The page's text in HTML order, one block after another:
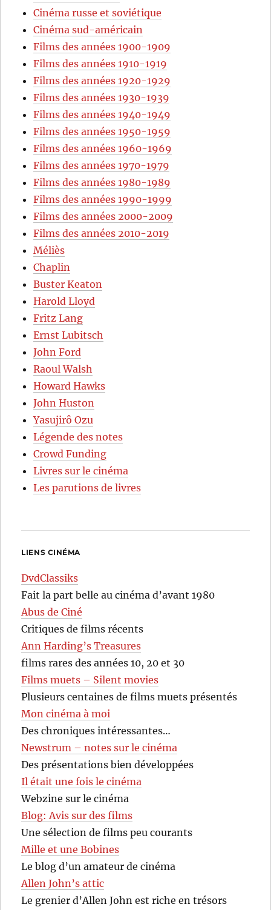
Cinéma russe et soviétique
Cinéma sud-américain
Films des années 1900-1909
Films des années 1910-1919
Films des années 1920-1929
Films des années 1930-1939
Films des années 1940-1949
Films des années 1950-1959
Films des années 1960-1969
Films des années 1970-1979
Films des années 1980-1989
Films des années 1990-1999
Films des années 2000-2009
Films des années 2010-2019
Méliès
Chaplin
Buster Keaton
Harold Lloyd
Fritz Lang
Ernst Lubitsch
John Ford
Raoul Walsh
Howard Hawks
John Huston
Yasujirô Ozu
Légende des notes
Crowd Funding
Livres sur le cinéma
Les parutions de livres
LIENS CINÉMA
DvdClassiks
Fait la part belle au cinéma d’avant 1980
Abus de Ciné
Critiques de films récents
Ann Harding’s Treasures
films rares des années 10, 20 et 30
Films muets – Silent movies
Plusieurs centaines de films muets présentés
Mon cinéma à moi
Des chroniques intéressantes…
Newstrum – notes sur le cinéma
Des présentations bien développées
Il était une fois le cinéma
Webzine sur le cinéma
Blog: Avis sur des films
Une sélection de films peu courants
Mille et une Bobines
Le blog d’un amateur de cinéma
Allen John’s attic
Le grenier d’Allen John est riche en trésors